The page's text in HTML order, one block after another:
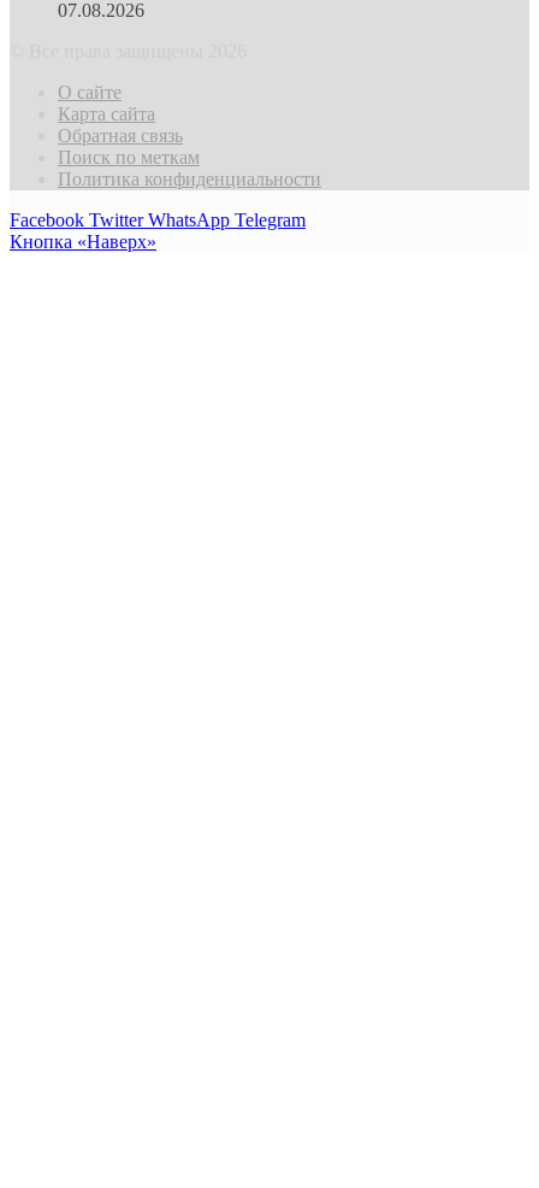
07.08.2026
О сайте
Карта сайта
Обратная связь
Поиск по меткам
Политика конфиденциальности
Facebook Twitter WhatsApp Telegram
Кнопка «Наверх»